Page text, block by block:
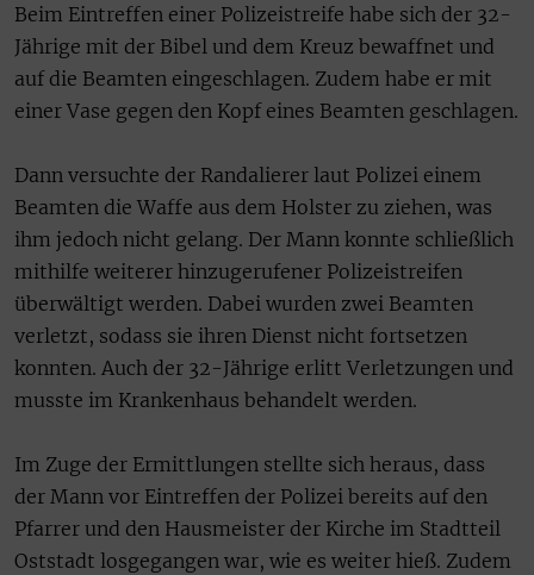
Beim Eintreffen einer Polizeistreife habe sich der 32-
Jährige mit der Bibel und dem Kreuz bewaffnet und
auf die Beamten eingeschlagen. Zudem habe er mit
einer Vase gegen den Kopf eines Beamten geschlagen.
Dann versuchte der Randalierer laut Polizei einem
Beamten die Waffe aus dem Holster zu ziehen, was
ihm jedoch nicht gelang. Der Mann konnte schließlich
mithilfe weiterer hinzugerufener Polizeistreifen
überwältigt werden. Dabei wurden zwei Beamten
verletzt, sodass sie ihren Dienst nicht fortsetzen
konnten. Auch der 32-Jährige erlitt Verletzungen und
musste im Krankenhaus behandelt werden.
Im Zuge der Ermittlungen stellte sich heraus, dass
der Mann vor Eintreffen der Polizei bereits auf den
Pfarrer und den Hausmeister der Kirche im Stadtteil
Oststadt losgegangen war, wie es weiter hieß. Zudem